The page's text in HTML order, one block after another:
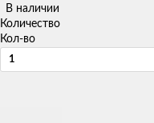
В наличии
Количество
Кол-во